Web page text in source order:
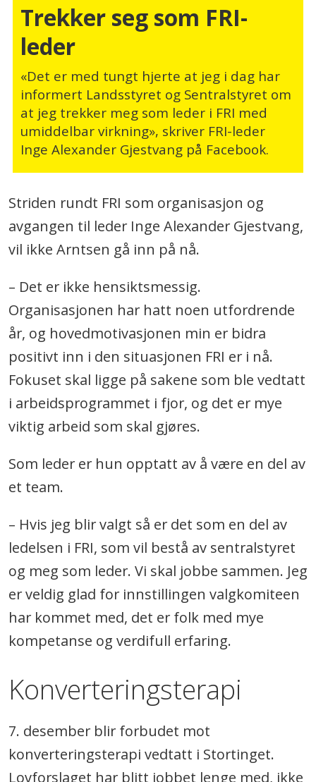
Trekker seg som FRI-
leder
«Det er med tungt hjerte at jeg i dag har
informert Landsstyret og Sentralstyret om
at jeg trekker meg som leder i FRI med
umiddelbar virkning», skriver FRI-leder
Inge Alexander Gjestvang på Facebook.
Striden rundt FRI som organisasjon og
avgangen til leder Inge Alexander Gjestvang,
vil ikke Arntsen gå inn på nå.
– Det er ikke hensiktsmessig.
Organisasjonen har hatt noen utfordrende
år, og hovedmotivasjonen min er bidra
positivt inn i den situasjonen FRI er i nå.
Fokuset skal ligge på sakene som ble vedtatt
i arbeidsprogrammet i fjor, og det er mye
viktig arbeid som skal gjøres.
Som leder er hun opptatt av å være en del av
et team.
– Hvis jeg blir valgt så er det som en del av
ledelsen i FRI, som vil bestå av sentralstyret
og meg som leder. Vi skal jobbe sammen. Jeg
er veldig glad for innstillingen valgkomiteen
har kommet med, det er folk med mye
kompetanse og verdifull erfaring.
Konverteringsterapi
7. desember blir forbudet mot
konverteringsterapi vedtatt i Stortinget.
Lovforslaget har blitt jobbet lenge med, ikke